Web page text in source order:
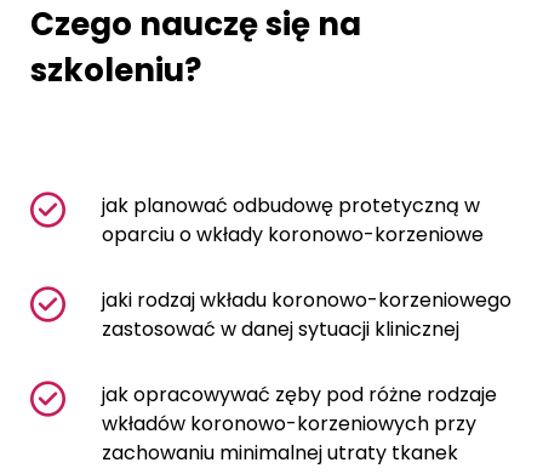
Czego nauczę się na
szkoleniu?
jak planować odbudowę protetyczną w
oparciu o wkłady koronowo-korzeniowe
jaki rodzaj wkładu koronowo-korzeniowego
zastosować w danej sytuacji klinicznej
jak opracowywać zęby pod różne rodzaje
wkładów koronowo-korzeniowych przy
zachowaniu minimalnej utraty tkanek